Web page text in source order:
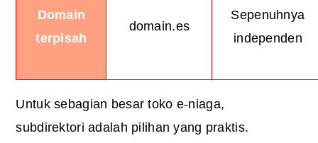
Domain
terpisah
domain.es
Sepenuhnya
independen
Untuk sebagian besar toko e-niaga,
subdirektori adalah pilihan yang praktis.